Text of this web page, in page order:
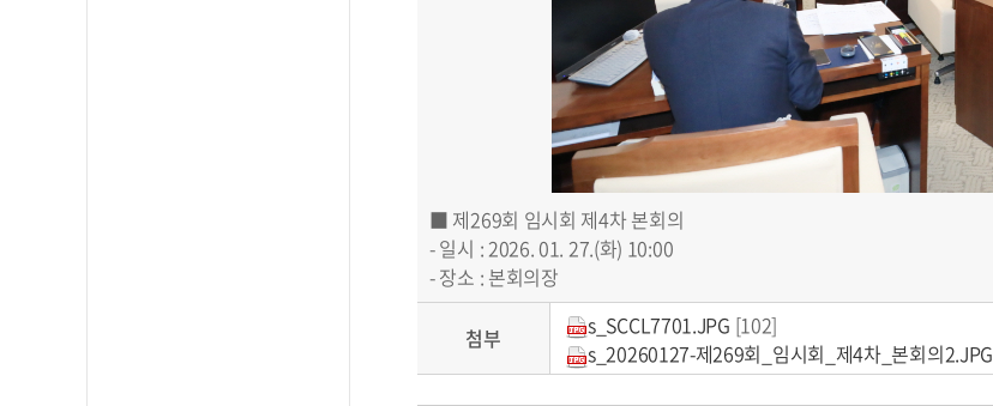
■ 제269회 임시회 제4차 본회의
- 일시 : 2026. 01. 27.(화) 10:00
- 장소 : 본회의장
첨부 s_SCCL7701.JPG [102]
s_20260127-제269회_임시회_제4차_본회의2.JPG